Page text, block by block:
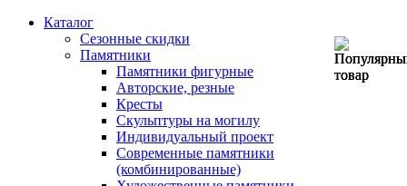
Каталог
Сезонные скидки
Памятники
Памятники фигурные
Авторские, резные
Кресты
Скульптуры на могилу
Индивидуальный проект
Современные памятники
(комбинированные)